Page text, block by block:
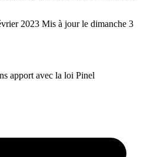
2023 Mis à jour le dimanche 3
apport avec la loi Pinel